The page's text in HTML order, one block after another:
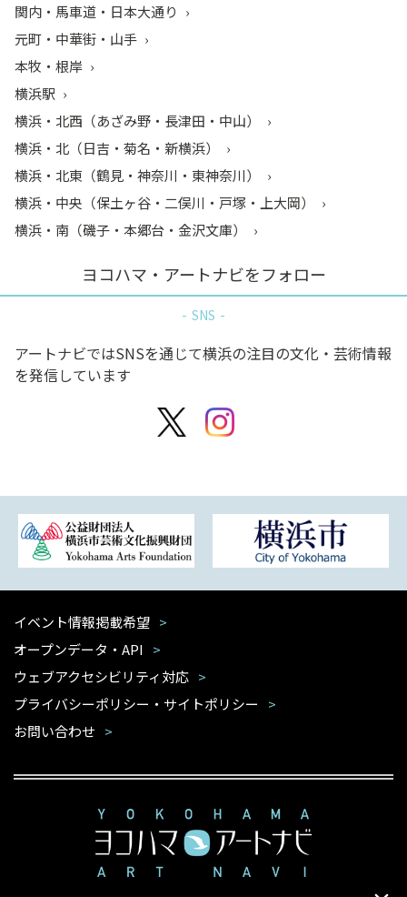
関内・馬車道・日本大通り
元町・中華街・山手
本牧・根岸
横浜駅
横浜・北西（あざみ野・長津田・中山）
横浜・北（日吉・菊名・新横浜）
横浜・北東（鶴見・神奈川・東神奈川）
横浜・中央（保土ヶ谷・二俣川・戸塚・上大岡）
横浜・南（磯子・本郷台・金沢文庫）
ヨコハマ・アートナビをフォロー
SNS
アートナビではSNSを通じて横浜の注目の文化・芸術情報
を発信しています
イベント情報掲載希望
オープンデータ・API
ウェブアクセシビリティ対応
プライバシーポリシー・サイトポリシー
お問い合わせ